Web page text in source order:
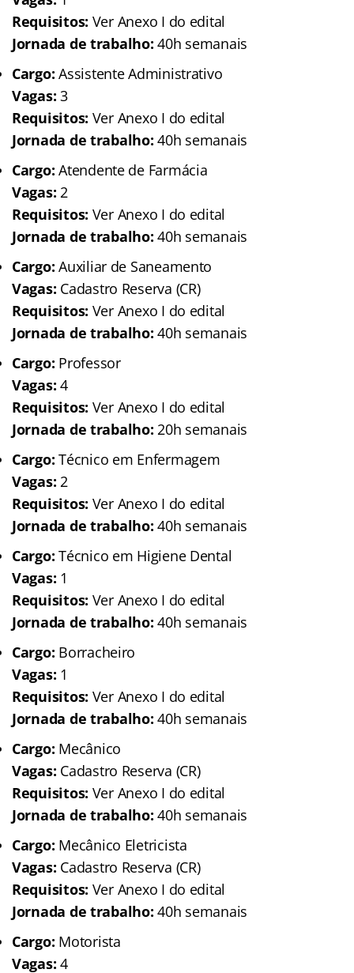
Requisitos: Ver Anexo I do edital
Jornada de trabalho: 40h semanais
Cargo: Assistente Administrativo
Vagas: 3
Requisitos: Ver Anexo I do edital
Jornada de trabalho: 40h semanais
Cargo: Atendente de Farmácia
Vagas: 2
Requisitos: Ver Anexo I do edital
Jornada de trabalho: 40h semanais
Cargo: Auxiliar de Saneamento
Vagas: Cadastro Reserva (CR)
Requisitos: Ver Anexo I do edital
Jornada de trabalho: 40h semanais
Cargo: Professor
Vagas: 4
Requisitos: Ver Anexo I do edital
Jornada de trabalho: 20h semanais
Cargo: Técnico em Enfermagem
Vagas: 2
Requisitos: Ver Anexo I do edital
Jornada de trabalho: 40h semanais
Cargo: Técnico em Higiene Dental
Vagas: 1
Requisitos: Ver Anexo I do edital
Jornada de trabalho: 40h semanais
Cargo: Borracheiro
Vagas: 1
Requisitos: Ver Anexo I do edital
Jornada de trabalho: 40h semanais
Cargo: Mecânico
Vagas: Cadastro Reserva (CR)
Requisitos: Ver Anexo I do edital
Jornada de trabalho: 40h semanais
Cargo: Mecânico Eletricista
Vagas: Cadastro Reserva (CR)
Requisitos: Ver Anexo I do edital
Jornada de trabalho: 40h semanais
Cargo: Motorista
Vagas: 4